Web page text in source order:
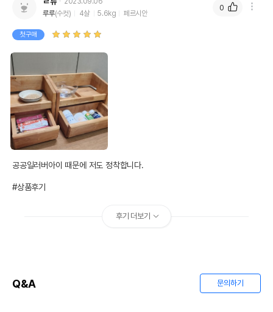
루루(수컷) 4살 5.6kg 페르시안
첫구매
공공일러버아이 때문에 저도 정착합니다.
#상품후기
0
후기 더보기
Q&A 문의하기